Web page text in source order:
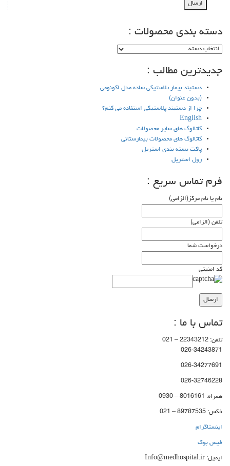
دسته بندی محصولات :
دسته
محصولات
جدیدترین مطالب :
دستبند بیمار پلاستیکی ساده مدل اکونومی
(بدون عنوان)
چرا از دستبند پلاستیکی استفاده می کنم؟
English
کاتالوگ های سایر محصولات
کاتالوگ های محصولات بیمارستانی
پاکت بسته بندی استریل
رول استریل
فرم تماس سریع :
نام یا نام مرکز(الزامی)
تلفن (الزامی)
درخواست شما
کد امنیتی
تماس با ما :
تلفن: 22343212 – 021
026-34243871
026-34277691
026-32746228
همراه: 8016161 – 0930
فکس: 89787535 – 021
اینستاگرام
فیس بوک
ایمیل: Info@medhospital.ir